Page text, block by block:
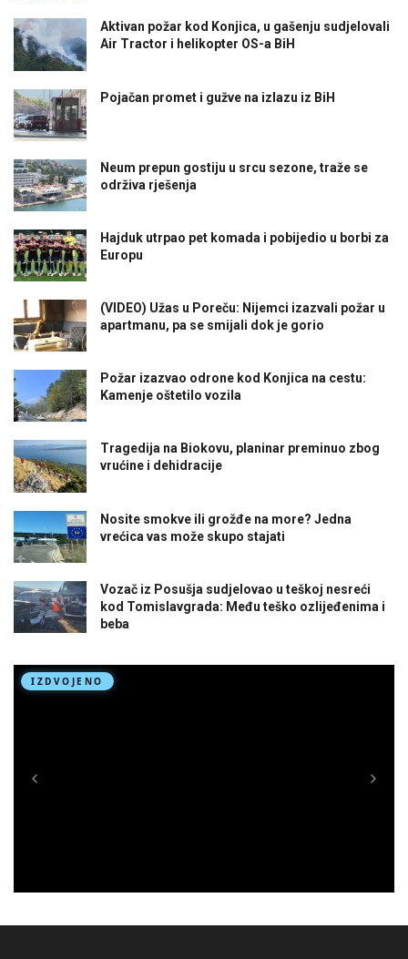
Aktivan požar kod Konjica, u gašenju sudjelovali
Air Tractor i helikopter OS-a BiH
Pojačan promet i gužve na izlazu iz BiH
Neum prepun gostiju u srcu sezone, traže se
održiva rješenja
Hajduk utrpao pet komada i pobijedio u borbi za
Europu
(VIDEO) Užas u Poreču: Nijemci izazvali požar u
apartmanu, pa se smijali dok je gorio
Požar izazvao odrone kod Konjica na cestu:
Kamenje oštetilo vozila
Tragedija na Biokovu, planinar preminuo zbog
vrućine i dehidracije
Nosite smokve ili grožđe na more? Jedna
vrećica vas može skupo stajati
Vozač iz Posušja sudjelovao u teškoj nesreći
kod Tomislavgrada: Među teško ozlijeđenima i
beba